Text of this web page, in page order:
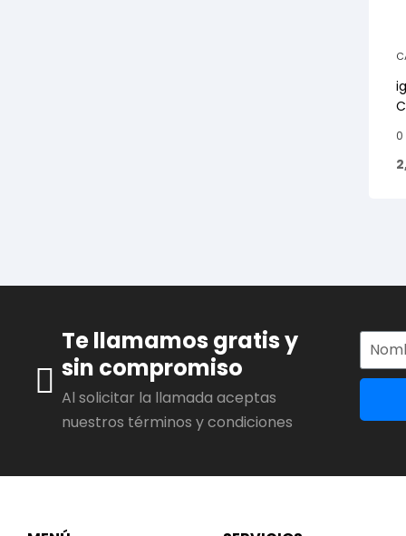
0
Te llamamos gratis y
sin compromiso
Al solicitar la llamada aceptas
nuestros términos y condiciones